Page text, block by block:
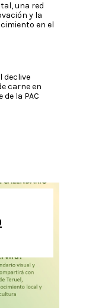
una red
y la
en el
declive
carne en
la PAC